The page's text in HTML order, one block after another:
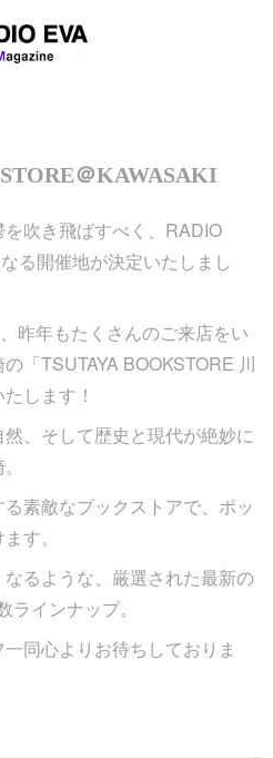
＠KAWASAKI
吹き飛ばすべく、RADIO
る開催地が決定いたしまし
昨年もたくさんのご来店をい
「TSUTAYA BOOKSTORE 川
します！
、そして歴史と現代が絶妙に
素敵なブックストアで、ポッ
す。
るような、厳選された最新の
インナップ。
同心よりお待ちしておりま